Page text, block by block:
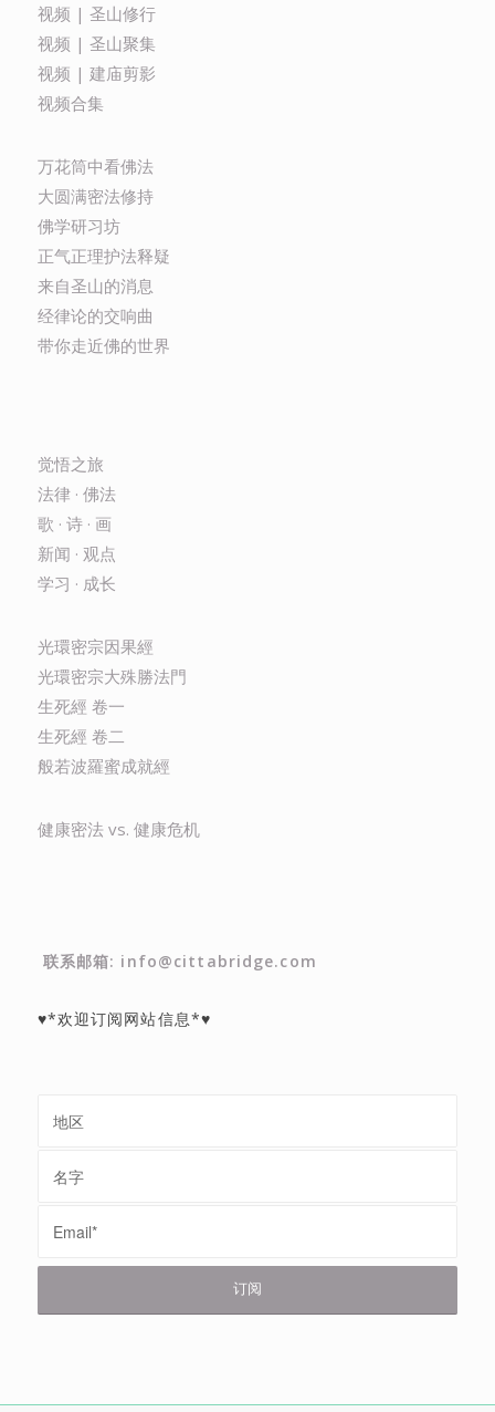
视频 | 圣山修行
视频 | 圣山聚集
视频 | 建庙剪影
视频合集
万花筒中看佛法
大圆满密法修持
佛学研习坊
正气正理护法释疑
来自圣山的消息
经律论的交响曲
带你走近佛的世界
觉悟之旅
法律 · 佛法
歌 · 诗 · 画
新闻 · 观点
学习 · 成长
光環密宗因果經
光環密宗大殊勝法門
生死經 卷一
生死經 卷二
般若波羅蜜成就經
健康密法 vs. 健康危机
联系邮箱: info@cittabridge.com
♥*欢迎订阅网站信息*♥